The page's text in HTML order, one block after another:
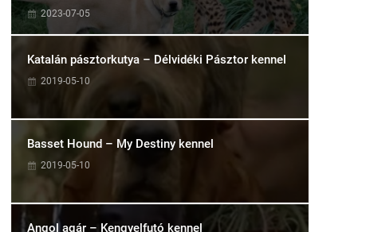
2023-07-05
Katalán pásztorkutya – Délvidéki Pásztor kennel
2019-05-10
Basset Hound – My Destiny kennel
2019-05-10
Angol agár – Kengyelfutó kennel